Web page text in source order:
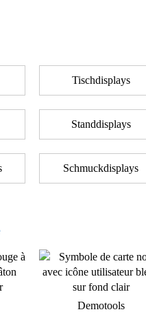
Tischdisplays
Standdisplays
Schmuckdisplays
Demotools